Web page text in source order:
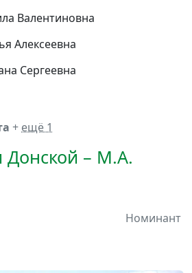
Валентиновна
Алексеевна
Сергеевна
+ ещё 1
Донской – М.А.
Номинант